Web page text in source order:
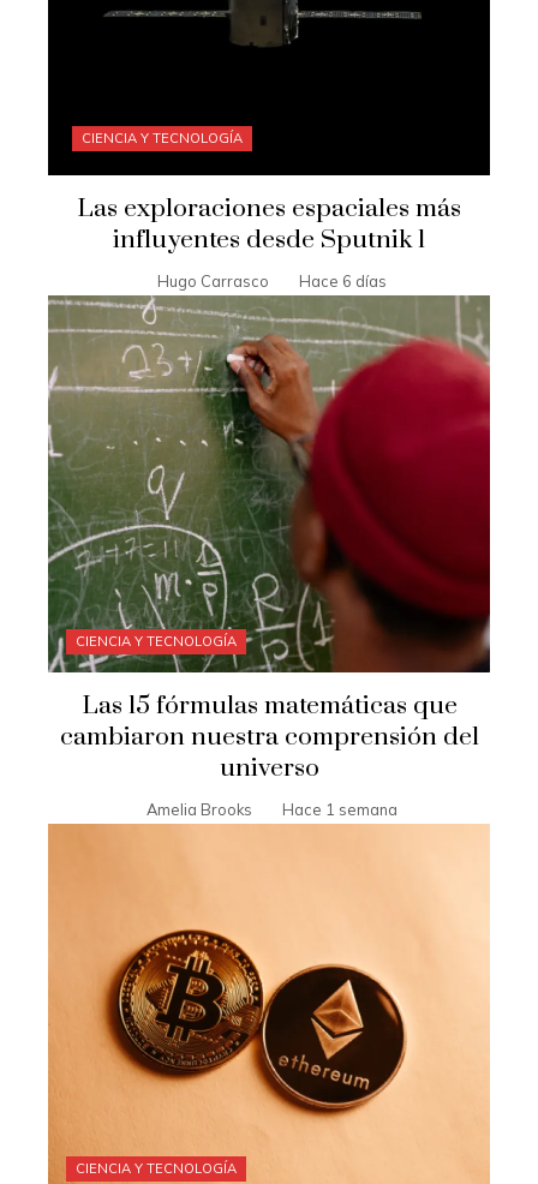
CIENCIA Y TECNOLOGÍA
Las exploraciones espaciales más
influyentes desde Sputnik 1
Hugo Carrasco Hace 6 días
CIENCIA Y TECNOLOGÍA
Las 15 fórmulas matemáticas que
cambiaron nuestra comprensión del
universo
Amelia Brooks Hace 1 semana
CIENCIA Y TECNOLOGÍA